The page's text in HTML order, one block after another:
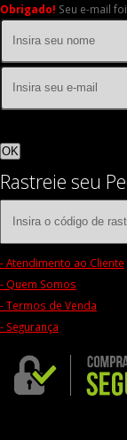
Obrigado! Seu e-mail
OK
Rastreie seu
- Atendimento ao Cliente
- Quem Somos
- Termos de Venda
- Segurança